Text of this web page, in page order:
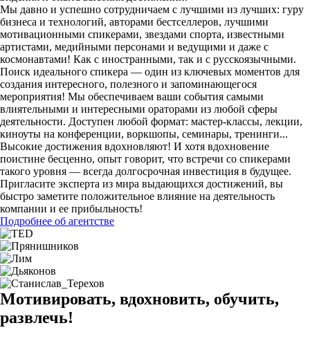
Мы давно и успешно сотрудничаем с лучшими из лучших: гуру
бизнеса и технологий, авторами бестселлеров, лучшими
мотивационными спикерами, звездами спорта, известными
артистами, медийными персонами и ведущими и даже с
космонавтами! Как с иностранными, так и с русскоязычными.
Поиск идеального спикера — один из ключевых моментов для
создания интересного, полезного и запоминающегося
мероприятия! Мы обеспечиваем ваши события самыми
влиятельными и интересными ораторами из любой сферы
деятельности. Доступен любой формат: мастер-классы, лекции,
киноуты на конференции, воркшопы, семинары, тренинги...
Высокие достижения вдохновляют! И хотя вдохновение
поистине бесценно, опыт говорит, что встречи со спикерами
такого уровня — всегда долгосрочная инвестиция в будущее.
Пригласите эксперта из мира выдающихся достижений, вы
быстро заметите положительное влияние на деятельность
компании и ее прибыльность!
Подробнее об агентстве
Мотивировать, вдохновить, обучить,
развлечь!